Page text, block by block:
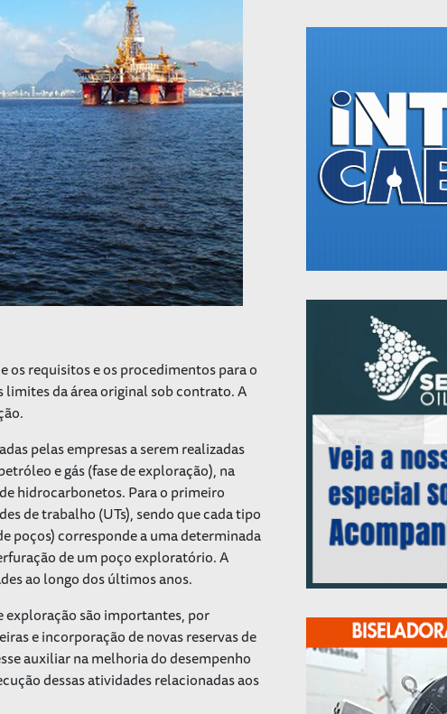
os requisitos e os procedimentos para o
limites da área original sob contrato. A
pelas empresas a serem realizadas
e gás (fase de exploração), na
hidrocarbonetos. Para o primeiro
de trabalho (UTs), sendo que cada tipo
poços) corresponde a uma determinada
de um poço exploratório. A
ao longo dos últimos anos.
exploração são importantes, por
e incorporação de novas reservas de
auxiliar na melhoria do desempenho
dessas atividades relacionadas aos